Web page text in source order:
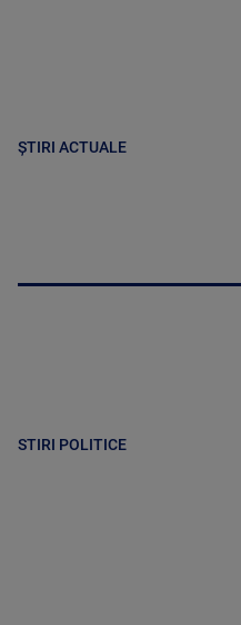
ȘTIRI ACTUALE
STIRI POLITICE